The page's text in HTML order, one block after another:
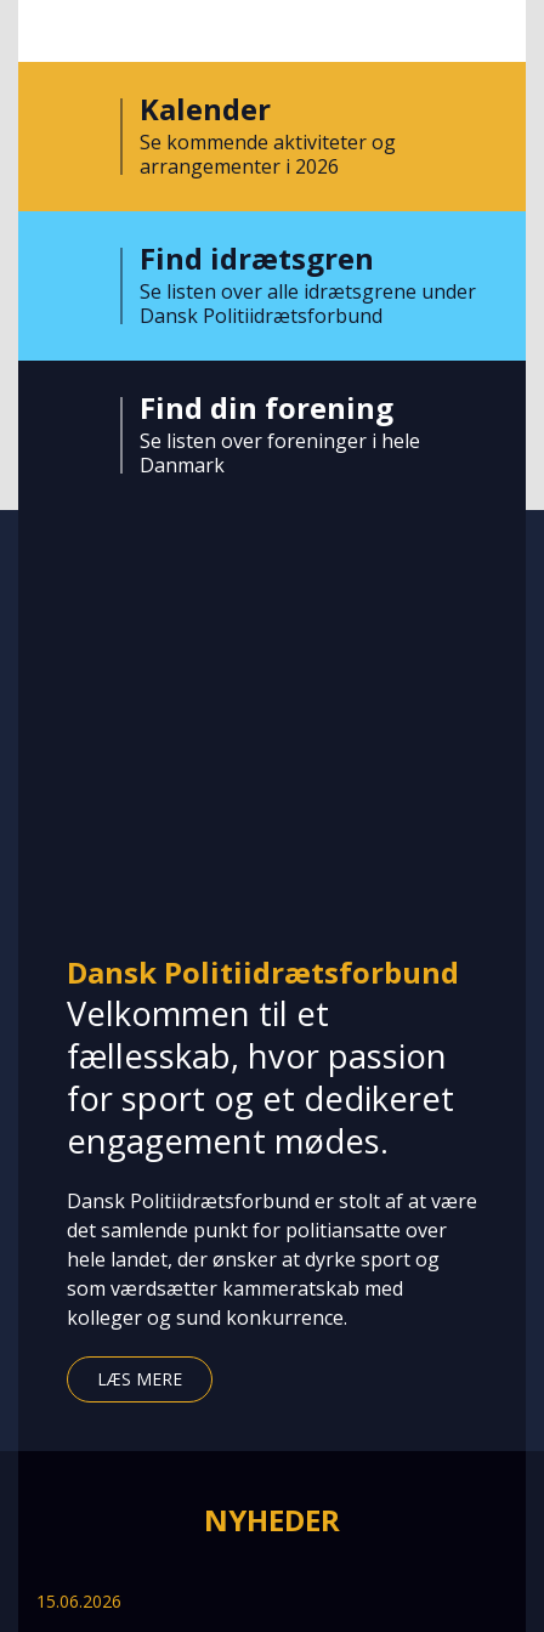
Kalender
Se kommende aktiviteter og
arrangementer i 2026
Find idrætsgren
Se listen over alle idrætsgrene under
Dansk Politiidrætsforbund
Find din forening
Se listen over foreninger i hele
Danmark
Dansk Politiidrætsforbund
Velkommen til et
fællesskab, hvor passion
for sport og et dedikeret
engagement mødes.
Dansk Politiidrætsforbund er stolt af at være
det samlende punkt for politiansatte over
hele landet, der ønsker at dyrke sport og
som værdsætter kammeratskab med
kolleger og sund konkurrence.
LÆS MERE
NYHEDER
15.06.2026